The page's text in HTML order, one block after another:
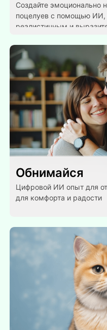
Создайте
поцелуев с помощью
реалистичным и
Обнимайся
Цифровой ИИ опыт для
для комфорта и радости